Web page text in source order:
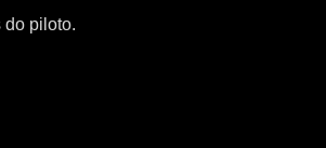
do piloto.